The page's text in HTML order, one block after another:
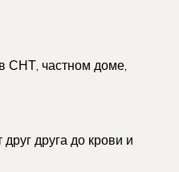
СНТ, частном доме,
друга до крови и